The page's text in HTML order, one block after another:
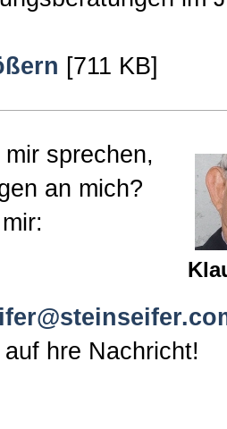
[711 KB]
sprechen,
an mich?
hre Nachricht!